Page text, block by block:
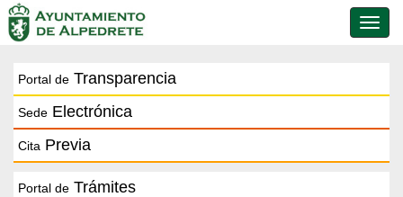
de
Portal de Transparencia
Sede Electrónica
Cita Previa
Portal de Trámites